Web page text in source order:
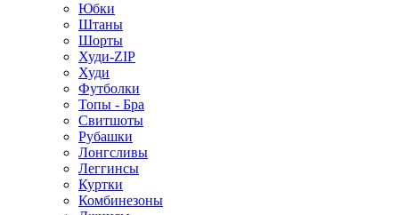
Юбки
Штаны
Шорты
Худи-ZIP
Худи
Футболки
Топы - Бра
Свитшоты
Рубашки
Лонгсливы
Леггинсы
Куртки
Комбинезоны